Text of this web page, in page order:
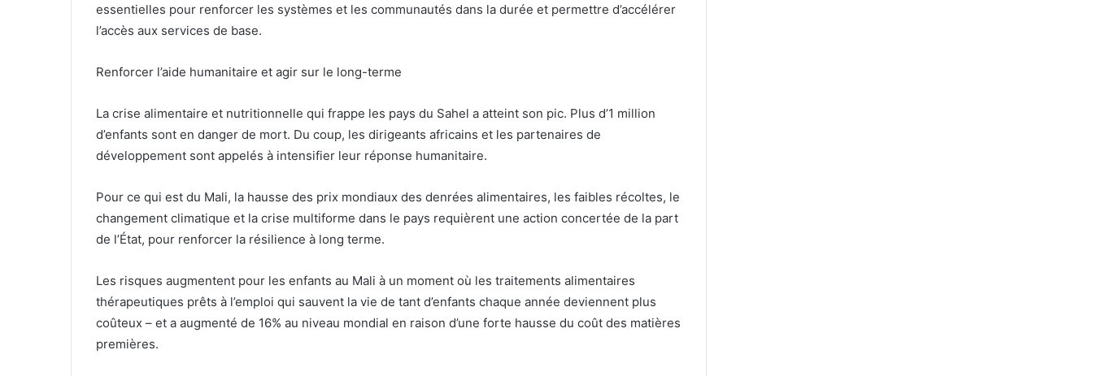
essentielles pour renforcer les systèmes et les communautés dans la durée et permettre d’accélérer
l’accès aux services de base.
Renforcer l’aide humanitaire et agir sur le long-terme
La crise alimentaire et nutritionnelle qui frappe les pays du Sahel a atteint son pic. Plus d’1 million
d’enfants sont en danger de mort. Du coup, les dirigeants africains et les partenaires de
développement sont appelés à intensifier leur réponse humanitaire.
Pour ce qui est du Mali, la hausse des prix mondiaux des denrées alimentaires, les faibles récoltes, le
changement climatique et la crise multiforme dans le pays requièrent une action concertée de la part
de l’État, pour renforcer la résilience à long terme.
Les risques augmentent pour les enfants au Mali à un moment où les traitements alimentaires
thérapeutiques prêts à l’emploi qui sauvent la vie de tant d’enfants chaque année deviennent plus
coûteux – et a augmenté de 16% au niveau mondial en raison d’une forte hausse du coût des matières
premières.